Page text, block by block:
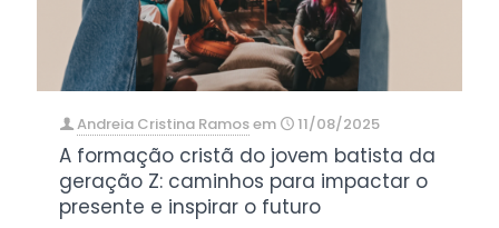
Andreia Cristina Ramosem 11/08/2025
A formação cristã do jovem batista da
geração Z: caminhos para impactar o
presente e inspirar o futuro